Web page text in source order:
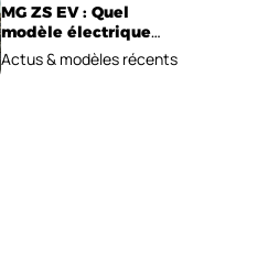
MG ZS EV : Quel
modèle électrique
choisir pour 2026 ?
Actus & modèles récents